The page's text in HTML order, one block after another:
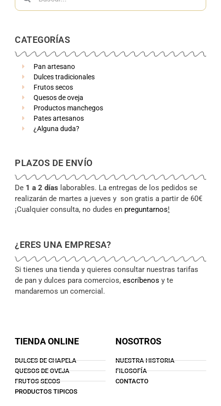
CATEGORÍAS
Pan artesano
Dulces tradicionales
Frutos secos
Quesos de oveja
Productos manchegos
Pates artesanos
¿Alguna duda?
PLAZOS DE ENVÍO
De 1 a 2 días laborables. La entregas de los pedidos se
realizarán de martes a jueves y son gratis a partir de 60€
¡Cualquier consulta, no dudes en preguntarnos!
¿ERES UNA EMPRESA?
Si tienes una tienda y quieres consultar nuestras tarifas
de pan y dulces para comercios, escríbenos y te
mandaremos un comercial.
TIENDA ONLINE
DULCES DE CHAPELA
QUESOS DE OVEJA
FRUTOS SECOS
PRODUCTOS TIPICOS
NOSOTROS
NUESTRA HISTORIA
FILOSOFÍA
CONTACTO